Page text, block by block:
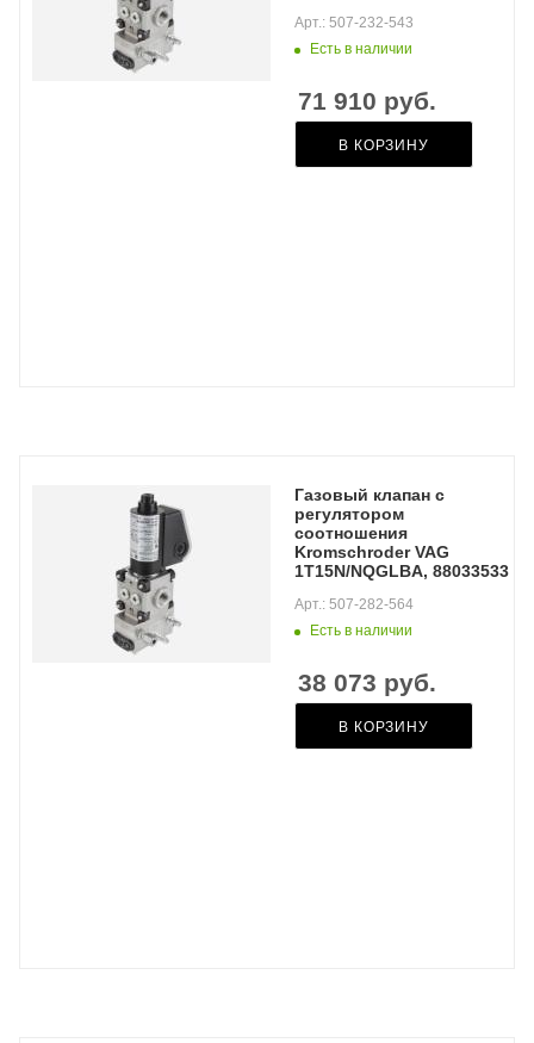
Есть в наличии
Арт.: 507-232-543
71 910 руб.
В КОРЗИНУ
Газовый клапан с
регулятором
соотношения
Kromschroder VAG
1T15N/NQGLBA, 88033533
Есть в наличии
Арт.: 507-282-564
38 073 руб.
В КОРЗИНУ